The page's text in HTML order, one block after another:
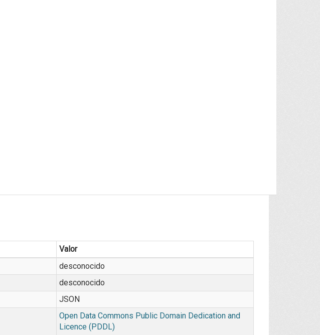
Valor
desconocido
desconocido
JSON
Open Data Commons Public Domain Dedication and
Licence (PDDL)